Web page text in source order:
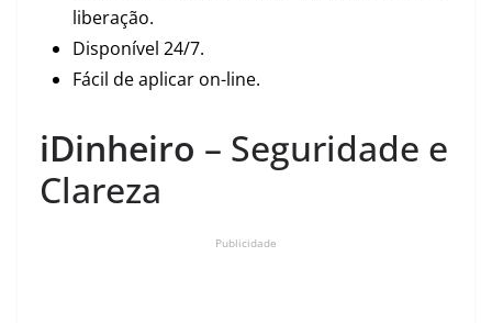
liberação.
Disponível 24/7.
Fácil de aplicar on-line.
iDinheiro – Seguridade e
Clareza
Publicidade